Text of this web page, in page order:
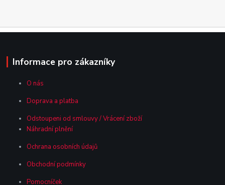
Informace pro zákazníky
O nás
Doprava a platba
Odstoupeni od smlouvy / Vrácení zboží
Náhradní plnění
Ochrana osobních údajů
Obchodní podmínky
Pomocníček